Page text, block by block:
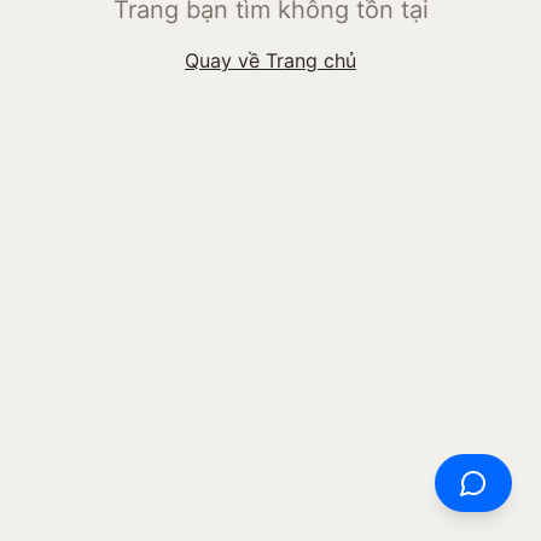
Trang bạn tìm không tồn tại
Quay về Trang chủ